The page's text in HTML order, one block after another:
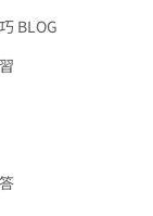
BLOG